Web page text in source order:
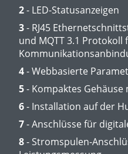
2- LED-Statusanzeigen
3- RJ45
und MQTT 3.1 Protokoll
4- Webbasierte
5- Kompaktes Gehäuse
6- Installation auf der
7- Anschlüsse für
8- Stromspulen-